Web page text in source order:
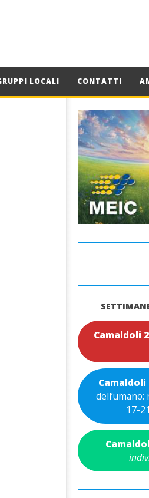
LOCALI CONTATTI
Camaldoli
Camaldoli
17-